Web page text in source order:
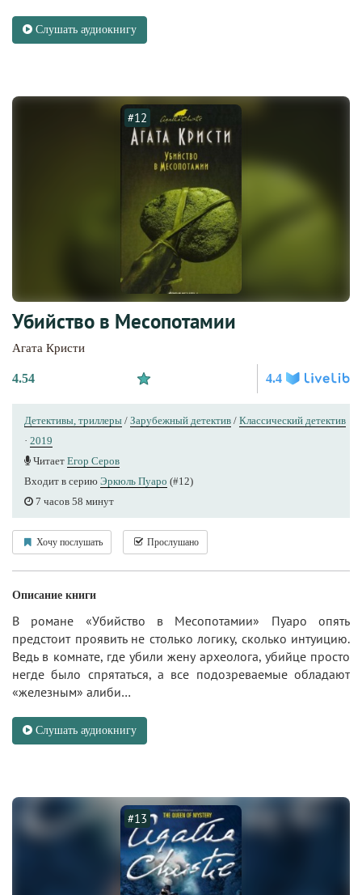
Слушать аудиокнигу
#12
Убийство в Месопотамии
Агата Кристи
4.54 4.4
Детективы, триллеры / Зарубежный детектив / Классический детектив
· 2019
Читает Егор Серов
Входит в серию Эркюль Пуаро (#12)
7 часов 58 минут
Хочу послушать Прослушано
Описание книги
В романе «Убийство в Месопотамии» Пуаро опять
предстоит проявить не столько логику, сколько интуицию.
Ведь в комнате, где убили жену археолога, убийце просто
негде было спрятаться, а все подозреваемые обладают
«железным» алиби…
Слушать аудиокнигу
#13